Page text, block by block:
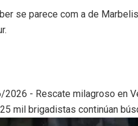
se parece com a de